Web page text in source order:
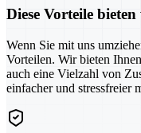
Diese Vorteile
Wenn Sie mit uns
Vorteilen. Wir bieten
auch eine Vielzahl von
einfacher und stressfreier